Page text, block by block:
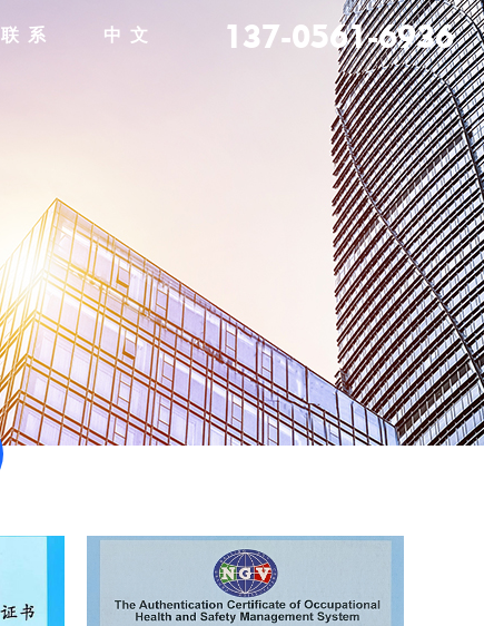
137-0561-6936
联 系 中 文